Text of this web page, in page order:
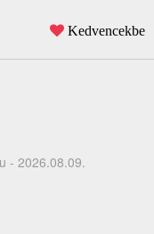
Kedvencekbe
- 2026.08.09.